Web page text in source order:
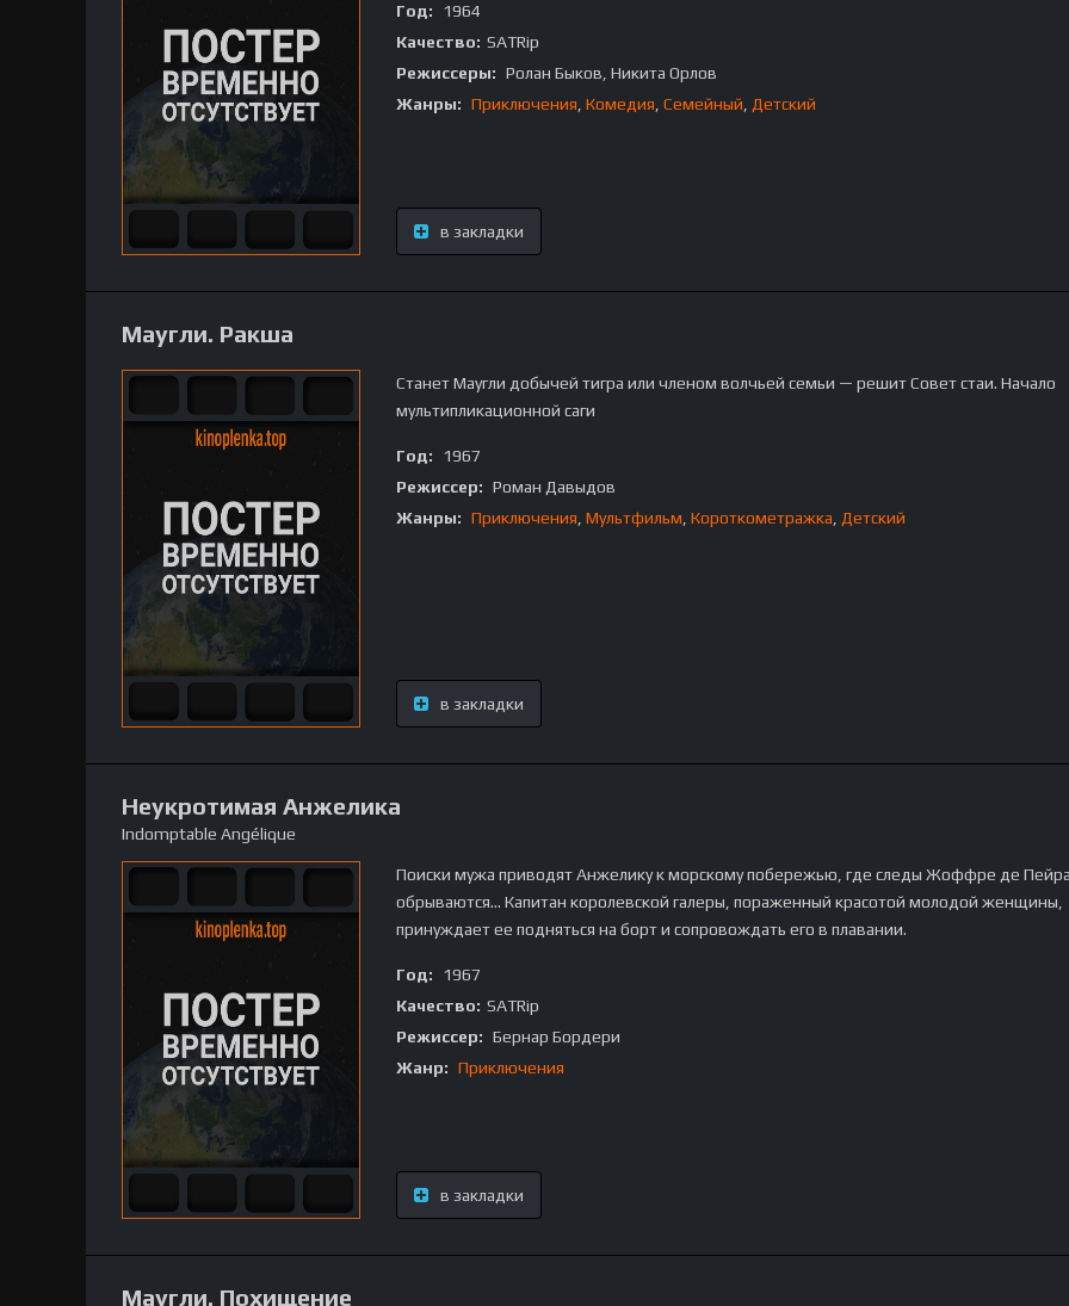
Год:
1964
Качество: SATRip
Режиссеры: Ролан Быков, Никита Орлов
Жанры: Приключения Комедия Семейный Детский
в закладки
Маугли. Ракша
Станет Маугли добычей тигра или членом волчьей семьи — решит Совет стаи. Начало
мультипликационной саги
Год:
1967
Режиссер: Роман Давыдов
Жанры: Приключения Мультфильм Короткометражка Детский
в закладки
Неукротимая Анжелика
Indomptable Angélique
Поиски мужа приводят Анжелику к морскому побережью, где следы Жоффре де
обрываются... Капитан королевской галеры, пораженный красотой молодой женщины,
принуждает ее подняться на борт и сопровождать его в плавании.
Год:
1967
Качество: SATRip
Режиссер: Бернар Бордери
Жанр: Приключения
в закладки
Маугли. Похищение